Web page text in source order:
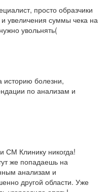
просто образчики
и увеличения суммы чека на
увольнять(
историю болезни,
по анализам и
СМ Клинику никогда!
же попадаешь на
анализам и
другой области. Уже